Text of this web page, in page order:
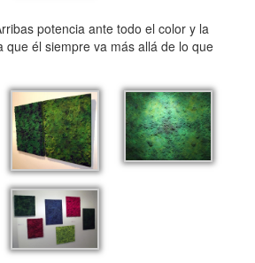
potencia ante todo el color y la
que él siempre va más allá de lo que